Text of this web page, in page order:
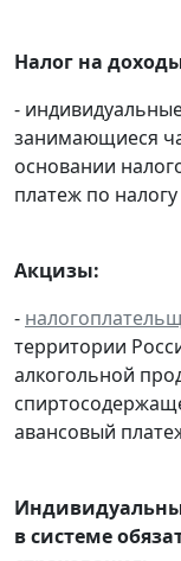
Налог на
-
занимающиеся
основании
платеж по
Акцизы:
-
территории
алкогольной
авансовый
в системе